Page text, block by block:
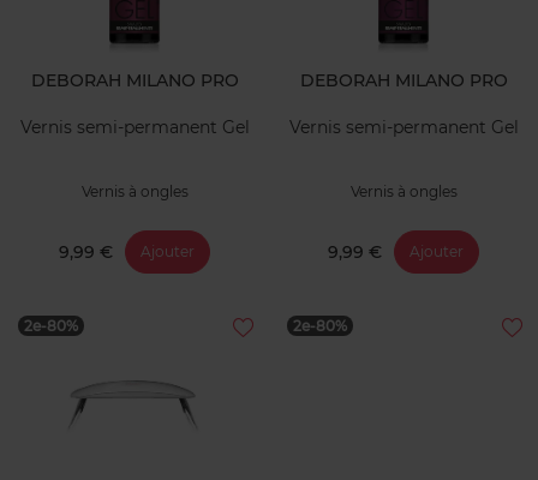
DEBORAH MILANO PRO
Vernis semi-permanent Gel
Vernis à ongles
9,99 € Ajouter
DEBORAH MILANO PRO
Vernis semi-permanent Gel
Vernis à ongles
9,99 € Ajouter
2e-80% 2e-80%